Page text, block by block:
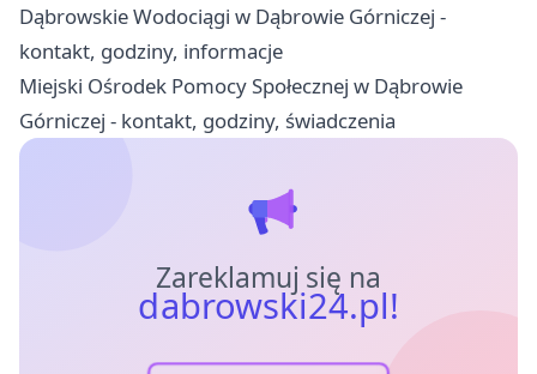
Dąbrowskie Wodociągi w Dąbrowie Górniczej -
kontakt, godziny, informacje
Miejski Ośrodek Pomocy Społecznej w Dąbrowie
Górniczej - kontakt, godziny, świadczenia
Zareklamuj się na
dabrowski24.pl!